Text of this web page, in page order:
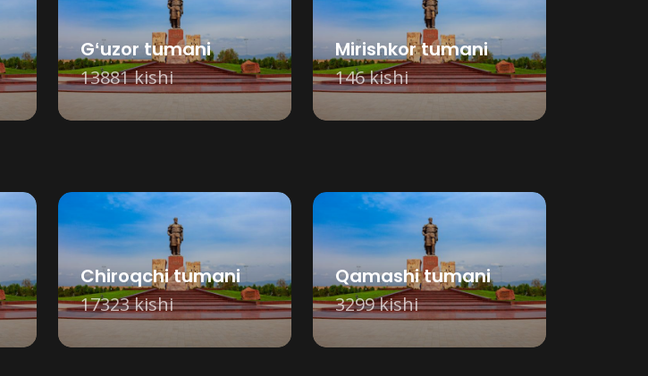
Gʻuzor tumani
13881 kishi
Mirishkor tumani
146 kishi
Chiroqchi tumani
17323 kishi
Qamashi tumani
3299 kishi